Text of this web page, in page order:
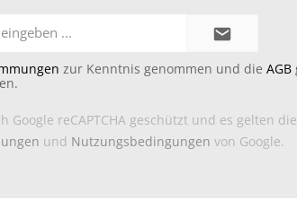
Mail-
zur Kenntnis genommen und die AGB
Google reCAPTCHA geschützt und es gelten die
und Nutzungsbedingungen von Google.